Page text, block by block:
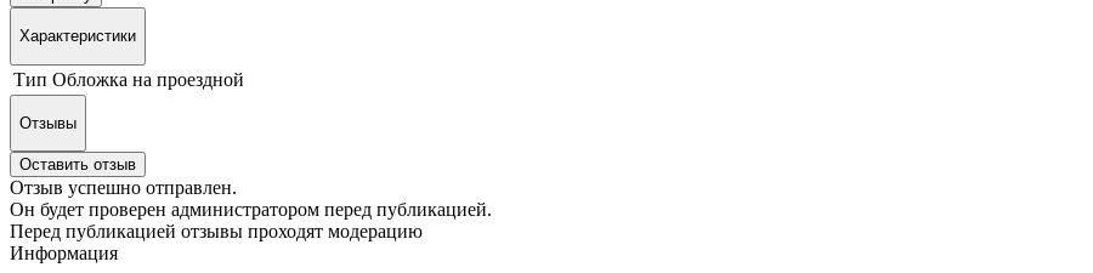
Характеристики
Тип Обложка на проездной
Отзывы
Оставить отзыв
Отзыв успешно отправлен.
Он будет проверен администратором перед публикацией.
Перед публикацией отзывы проходят модерацию
Информация